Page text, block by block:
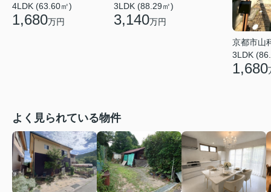
4LDK (63.60㎡)
1,680万円
3LDK (88.29㎡)
3,140万円
京都市山
3LDK
1,680
よく見られている物件